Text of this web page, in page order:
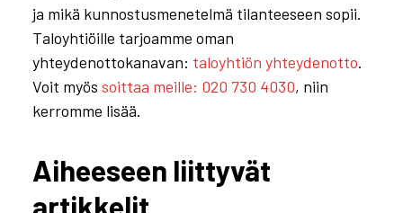
ja mikä kunnostusmenetelmä tilanteeseen sopii.
Taloyhtiöille tarjoamme oman
yhteydenottokanavan: taloyhtiön yhteydenotto.
Voit myös soittaa meille: 020 730 4030, niin
kerromme lisää.
Aiheeseen liittyvät
artikkelit